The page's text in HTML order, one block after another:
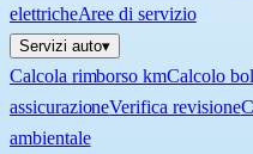
elettricheAree di servizio
Servizi auto▾
Calcola rimborso kmCalcolo
assicurazioneVerifica revisione
ambientale